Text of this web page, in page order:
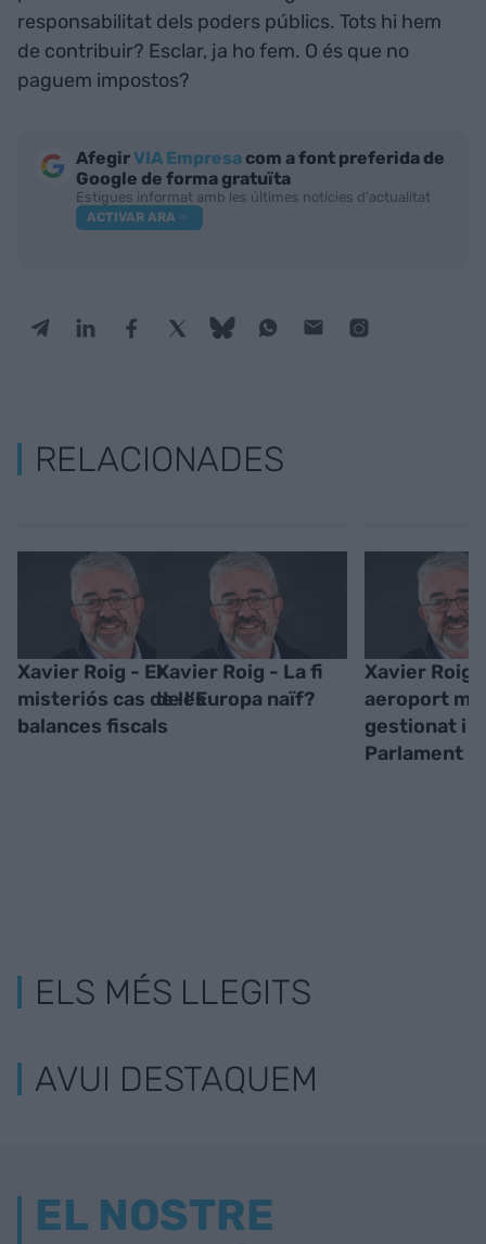
responsabilitat dels poders públics. Tots hi hem
de contribuir? Esclar, ja ho fem. O és que no
paguem impostos?
AfegirVIA Empresa com a font preferida de
Google de forma gratuïta
Estigues informat amb les últimes notícies d'actualitat
ACTIVAR ARA
RELACIONADES
Xavier Roig - El
misteriós cas de les
balances fiscals
Xavier Roig - La fi
de l’Europa naïf?
Xavier Roig
aeroport mal
gestionat i
Parlament
ELS MÉS LLEGITS
AVUI DESTAQUEM
EL NOSTRE